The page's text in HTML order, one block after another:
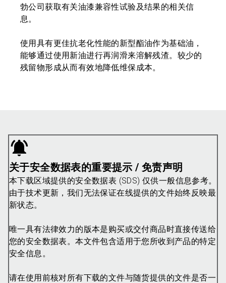
勃公司获取有关油漆兼容性试验及结果的相关信
息。
使用具有更佳抗老化性能的新型酯油作为基础油，
能够通过使用新油进行再润滑来溶解残渣。较少的
残留物形成从而有效地降低维保成本。
关于安全数据表的重要提示 / 免责声明
本下载区域提供的安全数据表 (SDS) 仅供一般信息参考。
由于技术更新，我们无法保证在线提供的文件始终反映最
新状态。
唯一具有法律效力的版本是购买或交付商品时直接传送给
您的安全数据表。本文件包含适用于您所收到产品的特定
安全信息。
请在使用前核对所有下载的文件与随货提供的文件是否一